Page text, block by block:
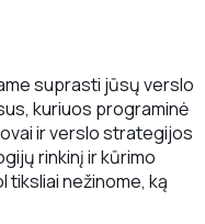
suprasti jūsų verslo
kuriuos programinė
ir verslo strategijos
rinkinį ir kūrimo
tiksliai nežinome, ką